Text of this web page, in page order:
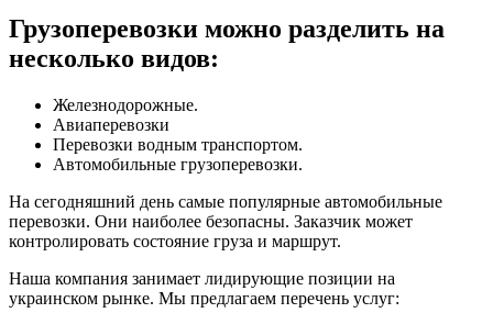
Грузоперевозки можно разделить на
несколько видов:
Железнодорожные.
Авиаперевозки
Перевозки водным транспортом.
Автомобильные грузоперевозки.
На сегодняшний день самые популярные автомобильные
перевозки. Они наиболее безопасны. Заказчик может
контролировать состояние груза и маршрут.
Наша компания занимает лидирующие позиции на
украинском рынке. Мы предлагаем перечень услуг: